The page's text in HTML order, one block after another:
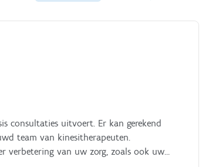
consultaties uitvoert. Er kan gerekend
team van kinesitherapeuten.
verbetering van uw zorg, zoals ook uw